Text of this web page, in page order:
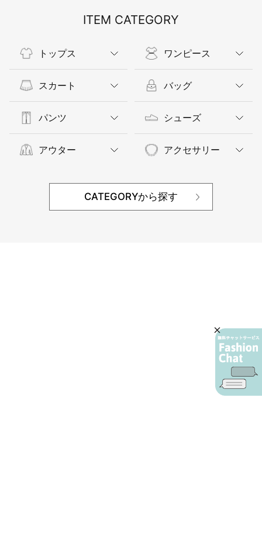
ITEM CATEGORY
トップス
スカート
パンツ
アウター
ワンピース
バッグ
シューズ
アクセサリー
CATEGORYから探す